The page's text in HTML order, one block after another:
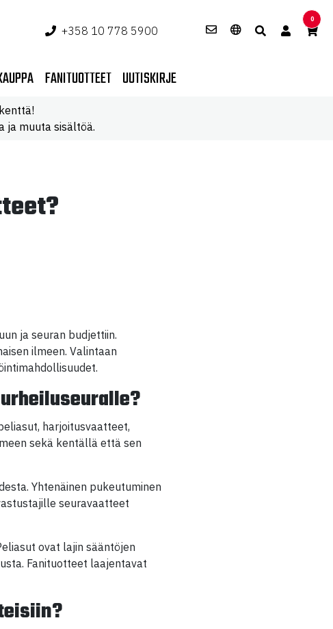
+358 10 778 5900
0
FANITUOTTEET UUTISKIRJE
ja muuta sisältöä.
ja seuran budjettiin.
ilmeen. Valintaan
harjoitusvaatteet,
sekä kentällä että sen
Yhtenäinen pukeutuminen
seuravaatteet
ovat lajin sääntöjen
Fanituotteet laajentavat